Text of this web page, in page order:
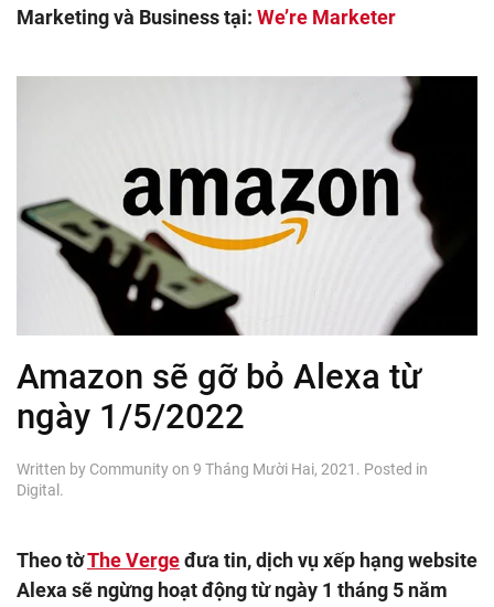
Marketing và Business tại: We’re Marketer
Amazon sẽ gỡ bỏ Alexa từ
ngày 1/5/2022
Written by Communityon 9 Tháng Mười Hai, 2021 . Posted in
Digital .
Theo tờThe Vergeđưa tin, dịch vụ xếp hạng website
Alexa sẽ ngừng hoạt động từ ngày 1 tháng 5 năm